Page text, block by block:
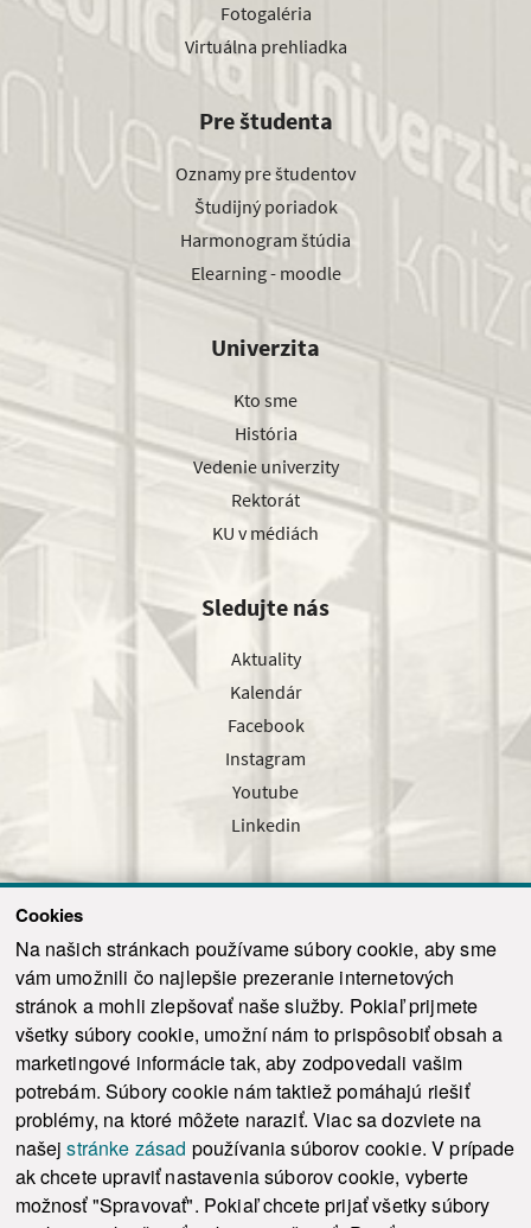
Cookies
Na našich stránkach používame súbory cookie, aby sme
vám umožnili čo najlepšie prezeranie internetových
stránok a mohli zlepšovať naše služby. Pokiaľ prijmete
všetky súbory cookie, umožní nám to prispôsobiť obsah a
marketingové informácie tak, aby zodpovedali vašim
potrebám. Súbory cookie nám taktiež pomáhajú riešiť
problémy, na ktoré môžete naraziť. Viac sa dozviete na
našejstránke zásad používania súborov cookie. V prípade
ak chcete upraviť nastavenia súborov cookie, vyberte
možnosť "Spravovať". Pokiaľ chcete prijať všetky súbory
Fotogaléria
Virtuálna prehliadka
Pre študenta
Oznamy pre študentov
Študijný poriadok
Harmonogram štúdia
Elearning - moodle
Univerzita
Kto sme
História
Vedenie univerzity
Rektorát
KU v médiách
Sledujte nás
Aktuality
Kalendár
Facebook
Instagram
Youtube
Linkedin
Odoslať
© 2021-2026 ku.sk. Všetky práva vyhradené. | Ochrana osobných údajov
Vyhlásenie o prístupnosti |
Admin
This site is protected by reCAPTCHA and the Google Privacy Policy and Terms of